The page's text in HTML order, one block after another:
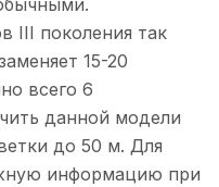
III поколения так
15-20
всего 6
данной модели
до 50 м. Для
информацию при